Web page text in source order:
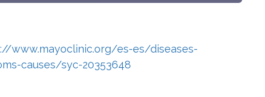
www.mayoclinic.org/es-es/diseases-
causes/syc-20353648